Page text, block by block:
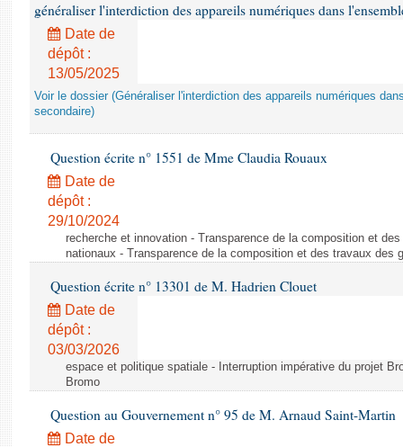
généraliser l'interdiction des appareils numériques dans
Date de
dépôt :
13/05/2025
Voir le dossier (Généraliser l'interdiction des appareils numériques
secondaire)
Question écrite n° 1551 de Mme Claudia Rouaux
Date de
dépôt :
29/10/2024
recherche et innovation - Transparence de la composition et
nationaux - Transparence de la composition et des travaux des
Question écrite n° 13301 de M. Hadrien Clouet
Date de
dépôt :
03/03/2026
espace et politique spatiale - Interruption impérative du projet
Bromo
Question au Gouvernement n° 95 de M. Arnaud Saint-Martin
Date de